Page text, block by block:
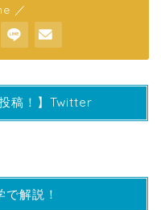
／
稿！】Twitter
解説！